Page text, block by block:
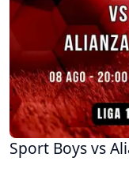
Sport Boys vs